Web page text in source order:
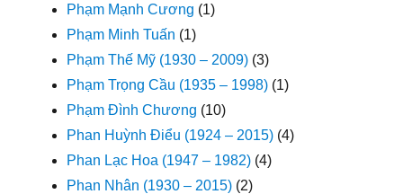
Phạm Mạnh Cương (1)
Phạm Minh Tuấn (1)
Phạm Thế Mỹ (1930 – 2009) (3)
Phạm Trọng Cầu (1935 – 1998) (1)
Phạm Đình Chương (10)
Phan Huỳnh Điểu (1924 – 2015) (4)
Phan Lạc Hoa (1947 – 1982) (4)
Phan Nhân (1930 – 2015) (2)